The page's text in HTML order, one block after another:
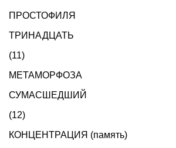
ПРОСТОФИЛЯ
ТРИНАДЦАТЬ
(11)
МЕТАМОРФОЗА
СУМАСШЕДШИЙ
(12)
КОНЦЕНТРАЦИЯ (память)